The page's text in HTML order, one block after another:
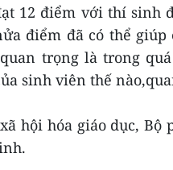
12 điểm với thí sinh
điểm đã có thể
trọng là trong
sinh viên thế
hội hóa giáo dục,